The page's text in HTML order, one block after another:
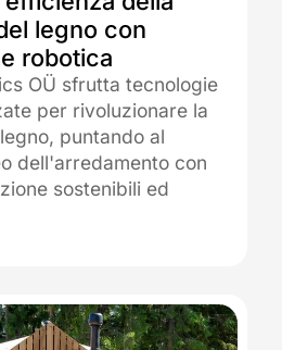
legno con
robotica
OÜ sfrutta tecnologie
per rivoluzionare la
puntando al
dell'arredamento con
sostenibili ed